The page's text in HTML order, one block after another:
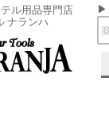
ル用品専門店
ナランハ